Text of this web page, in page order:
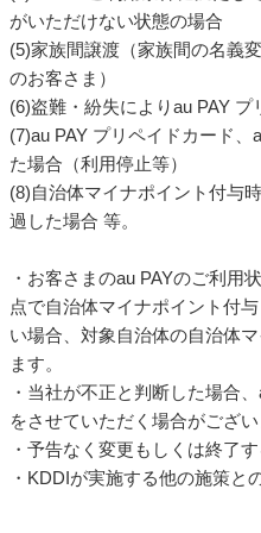
がいただけない状態の場合
(5)家族間譲渡（家族間の名義
のお客さま）
(6)盗難・紛失によりau PAY
(7)au PAY プリペイドカード
た場合（利用停止等）
(8)自治体マイナポイント付与
過した場合 等。
・お客さまのau PAYのご利用
点で自治体マイナポイント付
い場合、対象自治体の自治体
ます。
・当社が不正と判断した場合
をさせていただく場合がござ
・予告なく変更もしくは終了
・KDDIが実施する他の施策と